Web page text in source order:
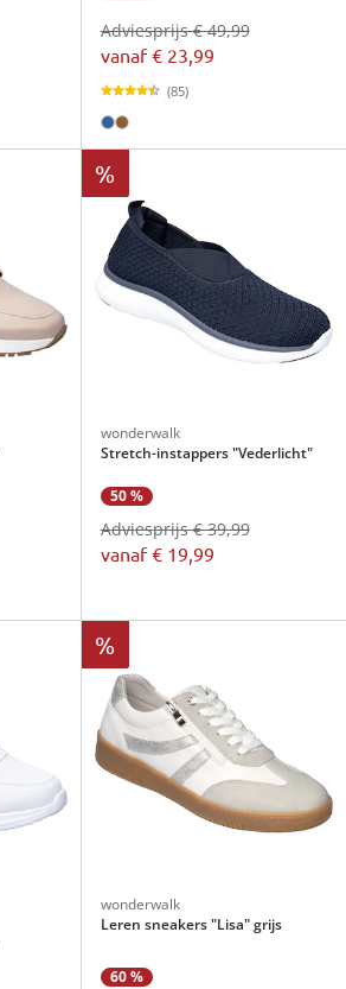
vanaf€ 23,99
Adviesprijs € 49,99
(85)
%
wonderwalk
Stretch-instappers "Vederlicht"
50 %
vanaf€ 19,99
Adviesprijs € 39,99
%
wonderwalk
Leren sneakers "Lisa" grijs
60 %